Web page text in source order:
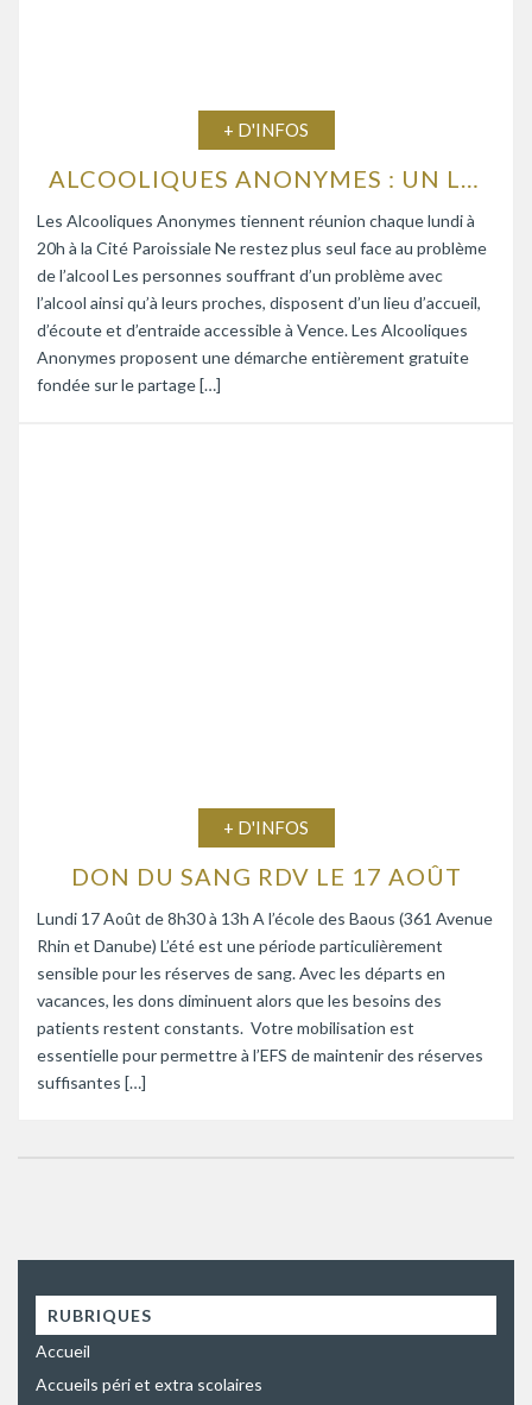
+ D'INFOS
ALCOOLIQUES ANONYMES : UN LIEU D’ÉCOUTE ET D’ENTRAIDE
Les Alcooliques Anonymes tiennent réunion chaque lundi à
20h à la Cité Paroissiale Ne restez plus seul face au problème
de l’alcool Les personnes souffrant d’un problème avec
l’alcool ainsi qu’à leurs proches, disposent d’un lieu d’accueil,
d’écoute et d’entraide accessible à Vence. Les Alcooliques
Anonymes proposent une démarche entièrement gratuite
fondée sur le partage […]
+ D'INFOS
DON DU SANG RDV LE 17 AOÛT
Lundi 17 Août de 8h30 à 13h A l’école des Baous (361 Avenue
Rhin et Danube) L’été est une période particulièrement
sensible pour les réserves de sang. Avec les départs en
vacances, les dons diminuent alors que les besoins des
patients restent constants. Votre mobilisation est
essentielle pour permettre à l’EFS de maintenir des réserves
suffisantes […]
RUBRIQUES
Accueil
Accueils péri et extra scolaires